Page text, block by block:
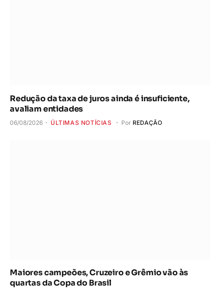
Redução da taxa de juros ainda é insuficiente,
avaliam entidades
06/08/2026 ÚLTIMAS NOTÍCIAS Por REDAÇÃO
Maiores campeões, Cruzeiro e Grêmio vão às
quartas da Copa do Brasil